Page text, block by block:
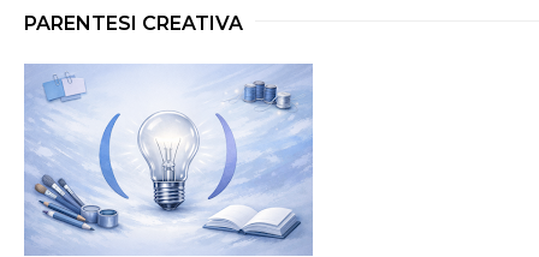
PARENTESI CREATIVA